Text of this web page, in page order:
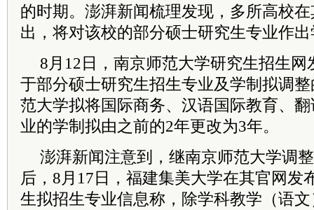
的时期。澎湃新闻梳理发现，多所高校
出，将对该校的部分硕士研究生专业作
8月12日，南京师范大学研究生招生
于部分硕士研究生招生专业及学制拟调
范大学拟将国际商务、汉语国际教育、
业的学制拟由之前的2年更改为3年。
澎湃新闻注意到，继南京师范大学调
后，8月17日，福建集美大学在其官网发
生拟招生专业信息称，除学科教学（语